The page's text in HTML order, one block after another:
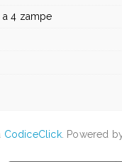
4 zampe
CodiceClick. Powered